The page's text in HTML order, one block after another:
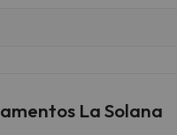
La Solana